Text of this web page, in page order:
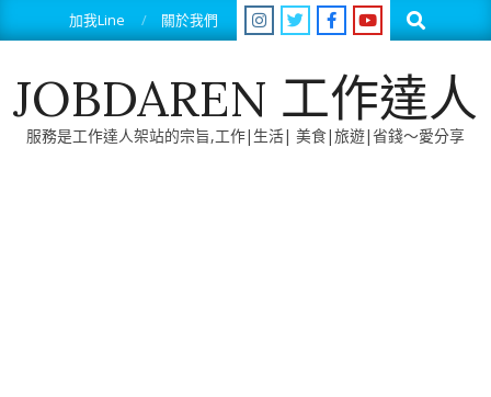
to
加我Line 關於我們 Search
JOBDAREN 工作達人
服務是工作達人架站的宗旨,工作|生活| 美食|旅遊|省錢～愛分享